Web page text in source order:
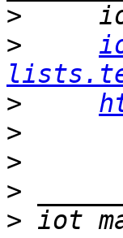
>
>
>
>
>
>
>